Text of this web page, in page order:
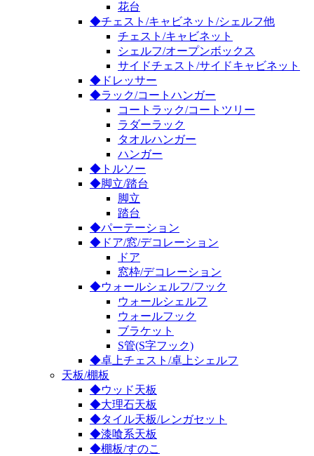
花台
◆チェスト/キャビネット/シェルフ他
チェスト/キャビネット
シェルフ/オープンボックス
サイドチェスト/サイドキャビネット
◆ドレッサー
◆ラック/コートハンガー
コートラック/コートツリー
ラダーラック
タオルハンガー
ハンガー
◆トルソー
◆脚立/踏台
脚立
踏台
◆パーテーション
◆ドア/窓/デコレーション
ドア
窓枠/デコレーション
◆ウォールシェルフ/フック
ウォールシェルフ
ウォールフック
ブラケット
S管(S字フック)
◆卓上チェスト/卓上シェルフ
天板/棚板
◆ウッド天板
◆大理石天板
◆タイル天板/レンガセット
◆漆喰系天板
◆棚板/すのこ